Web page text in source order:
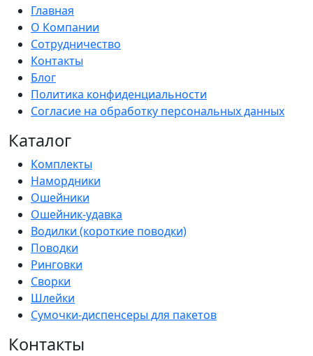
Главная
О Компании
Сотрудничество
Контакты
Блог
Политика конфиденциальности
Согласие на обработку персональных данных
Каталог
Комплекты
Намордники
Ошейники
Ошейник-удавка
Водилки (короткие поводки)
Поводки
Ринговки
Сворки
Шлейки
Сумочки-диспенсеры для пакетов
Контакты